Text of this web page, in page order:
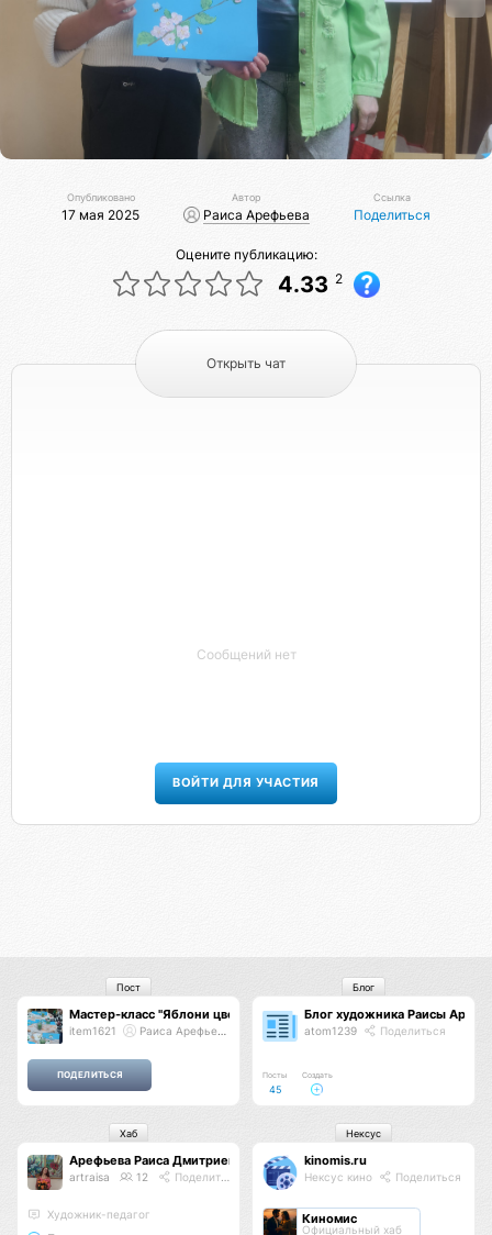
Опубликовано
17 мая 2025
Автор
Раиса Арефьева
Ссылка
Поделиться
Оцените публикацию:
4.33 2
Открыть чат
Сообщений нет
ВОЙТИ ДЛЯ УЧАСТИЯ
Мастер-класс "Яблони цвет"
item1621 Раиса Арефьева
Пост
Блог художника Раисы
atom1239 Поделиться
Посты
45
Создать
Блог
Арефьева Раиса Дмитриевна
artraisa 12 Поделиться
Художник-педагог
Хаб
kinomis.ru
Нексус кино Поделиться
Киномис
Официальный хаб
Нексус